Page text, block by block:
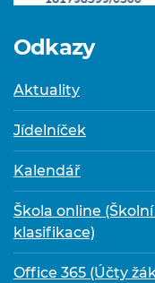
Odkazy
Aktuality
Jídelníček
Kalendář
Škola online
klasifikace)
Office 365 (Účty